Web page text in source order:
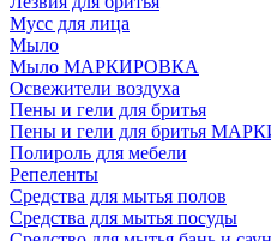
Мусс для лица
Мыло
Мыло МАРКИРОВКА
Освежители воздуха
Пены и гели для бритья
Пены и гели для бритья
Полироль для мебели
Репеленты
Средства для мытья полов
Средства для мытья посуды